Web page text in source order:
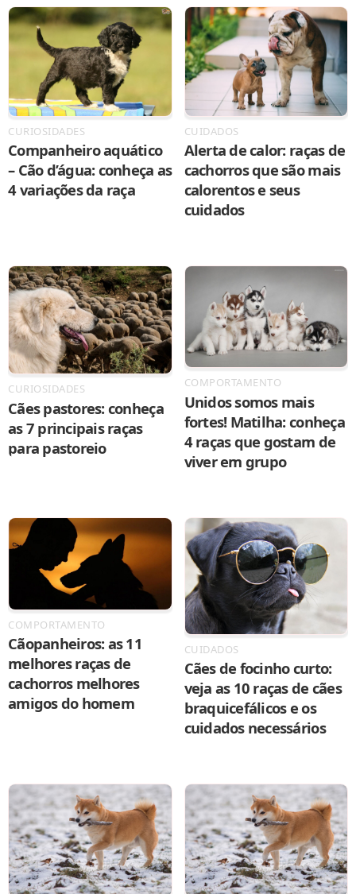
CURIOSIDADES
Companheiro aquático
– Cão d’água: conheça as
4 variações da raça
CUIDADOS
Alerta de calor: raças de
cachorros que são mais
calorentos e seus
cuidados
CURIOSIDADES
Cães pastores: conheça
as 7 principais raças
para pastoreio
COMPORTAMENTO
Unidos somos mais
fortes! Matilha: conheça
4 raças que gostam de
viver em grupo
COMPORTAMENTO
Cãopanheiros: as 11
melhores raças de
cachorros melhores
amigos do homem
CUIDADOS
Cães de focinho curto:
veja as 10 raças de cães
braquicefálicos e os
cuidados necessários